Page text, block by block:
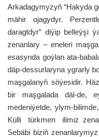
Arkadagymyzyň “Hakyda
mähir ojagydyr.
daragtdyr” diýip belleýşi
zenanlary – eneleri
esasynda goýlan ata-
däp-dessurlaryna ygrarly
maşgalanyň söýesidir.
bir maşgalada däl-de,
medeniýetde, ylym-
Külli türkmen ilimiz
Sebäbi biziň